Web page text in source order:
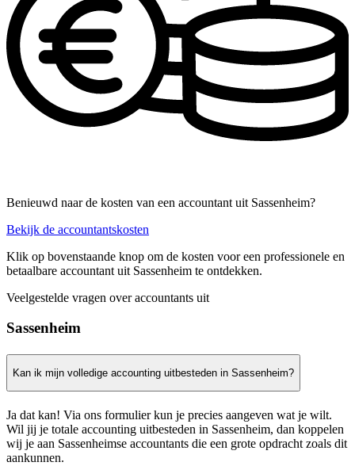
Benieuwd naar de kosten van een accountant uit Sassenheim?
Bekijk de accountantskosten
Klik op bovenstaande knop om de kosten voor een professionele en
betaalbare accountant uit Sassenheim te ontdekken.
Veelgestelde vragen over accountants uit
Sassenheim
Kan ik mijn volledige accounting uitbesteden in Sassenheim?
Ja dat kan! Via ons formulier kun je precies aangeven wat je wilt.
Wil jij je totale accounting uitbesteden in Sassenheim, dan koppelen
wij je aan Sassenheimse accountants die een grote opdracht zoals dit
aankunnen.